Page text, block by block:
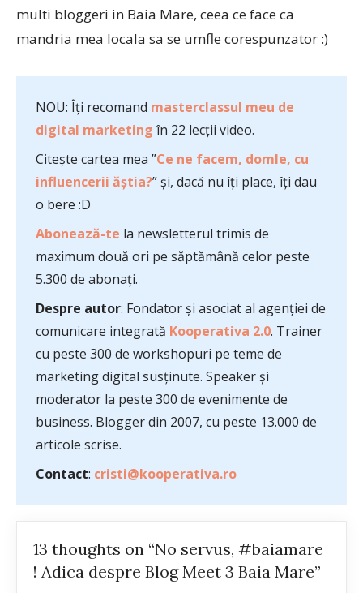
multi bloggeri in Baia Mare, ceea ce face ca
mandria mea locala sa se umfle corespunzator :)
NOU: Îți recomand masterclassul meu de
digital marketing în 22 lecții video.
Citește cartea mea ”Ce ne facem, domle, cu
influencerii ăștia?” și, dacă nu îți place, îți dau
o bere :D
Abonează-te la newsletterul trimis de
maximum două ori pe săptămână celor peste
5.300 de abonați.
Despre autor: Fondator și asociat al agenției de
comunicare integrată Kooperativa 2.0. Trainer
cu peste 300 de workshopuri pe teme de
marketing digital susținute. Speaker și
moderator la peste 300 de evenimente de
business. Blogger din 2007, cu peste 13.000 de
articole scrise.
Contact: cristi@kooperativa.ro
13 thoughts on “No servus, #baiamare
! Adica despre Blog Meet 3 Baia Mare”